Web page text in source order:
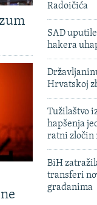
Radoičića
SAD
hakera
Hrvatskoj
Tužilaštvo
hapšenja
ratni zločin
BiH
transferi
građanima